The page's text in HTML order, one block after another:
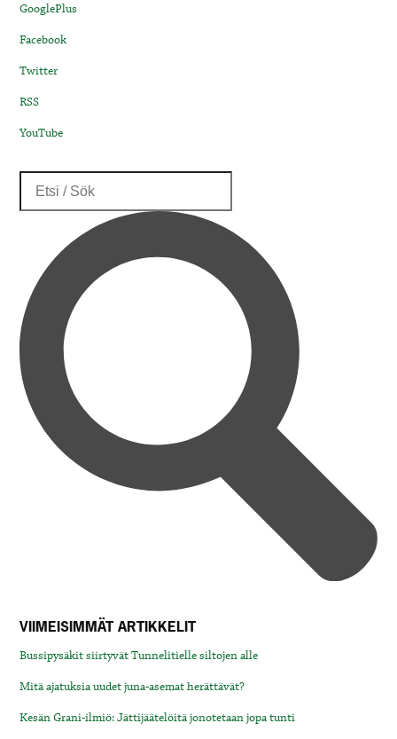
GooglePlus
Facebook
Twitter
RSS
YouTube
VIIMEISIMMÄT ARTIKKELIT
Bussipysäkit siirtyvät Tunnelitielle siltojen alle
Mitä ajatuksia uudet juna-asemat herättävät?
Kesän Grani-ilmiö: Jättijäätelöitä jonotetaan jopa tunti